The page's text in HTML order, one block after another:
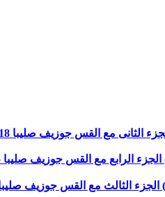
مع القس جوزيف صليبا 18 اغسطس 2025
مع القس جوزيف صليبا 15 سبتمبر 2025
الثالث مع القس جوزيف صليبا 8 سبتمبر